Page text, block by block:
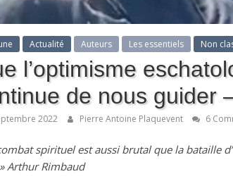
Actualité Auteurs Les essentiels Non
l’optimisme
de nous guider
2022 Pierre Antoine Plaquevent 6
spirituel est aussi brutal que la bataille
Arthur Rimbaud